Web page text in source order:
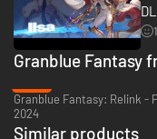
1
Granblue Fantasy
Granblue Fantasy: Relink -
2024
Similar products